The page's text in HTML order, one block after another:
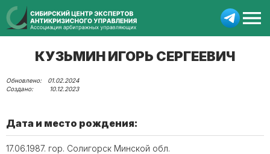
КУЗЬМИН ИГОРЬ СЕРГЕЕВИЧ
01.02.2024
10.12.2023
Дата и место рождения:
17.06.1987. гор. Солигорск Минской обл.